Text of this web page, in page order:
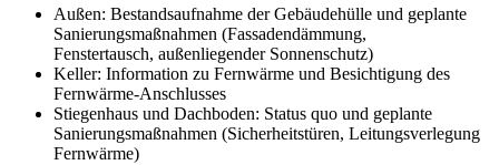
Außen: Bestandsaufnahme der Gebäudehülle und geplante
Sanierungsmaßnahmen (Fassadendämmung,
Fenstertausch, außenliegender Sonnenschutz)
Keller: Information zu Fernwärme und Besichtigung des
Fernwärme-Anschlusses
Stiegenhaus und Dachboden: Status quo und geplante
Sanierungsmaßnahmen (Sicherheitstüren, Leitungsverlegung
Fernwärme)